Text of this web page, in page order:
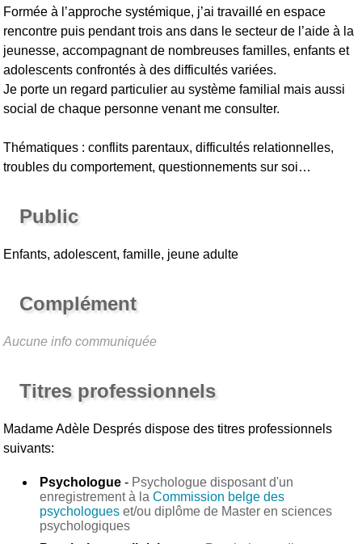
Formée à l’approche systémique, j’ai travaillé en espace
rencontre puis pendant trois ans dans le secteur de l’aide à la
jeunesse, accompagnant de nombreuses familles, enfants et
adolescents confrontés à des difficultés variées.
Je porte un regard particulier au système familial mais aussi
social de chaque personne venant me consulter.
Thématiques : conflits parentaux, difficultés relationnelles,
troubles du comportement, questionnements sur soi…
Public
Enfants, adolescent, famille, jeune adulte
Complément
Aucune info communiquée
Titres professionnels
Madame Adèle Després dispose des titres professionnels
suivants:
Psychologue - Psychologue disposant d'un
enregistrement à laCommission belge des
psychologues et/ou diplôme de Master en sciences
psychologiques